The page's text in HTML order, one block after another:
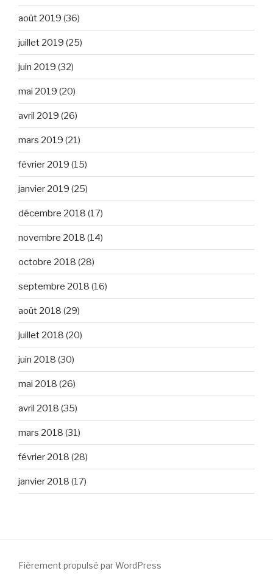
août 2019 (36)
juillet 2019 (25)
juin 2019 (32)
mai 2019 (20)
avril 2019 (26)
mars 2019 (21)
février 2019 (15)
janvier 2019 (25)
décembre 2018 (17)
novembre 2018 (14)
octobre 2018 (28)
septembre 2018 (16)
août 2018 (29)
juillet 2018 (20)
juin 2018 (30)
mai 2018 (26)
avril 2018 (35)
mars 2018 (31)
février 2018 (28)
janvier 2018 (17)
Fièrement propulsé par WordPress